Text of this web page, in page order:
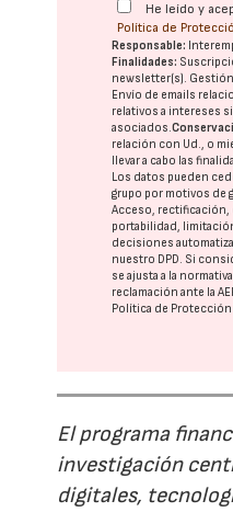
He leído y
Política de
Responsable:
Finalidades:
newsletter(s).
Envío de emails
relativos a intereses
asociados.
relación con Ud., o
llevar a cabo las
Los datos pueden
grupo por motivos de
Acceso,
portabilidad,
decisiones
nuestro DPD. Si
se ajusta a la
reclamación ante la
Política de Protección
El programa
investigación
digitales,